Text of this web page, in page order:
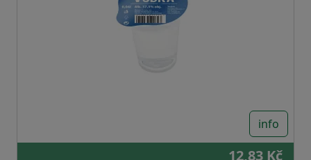
info
12,83 Kč